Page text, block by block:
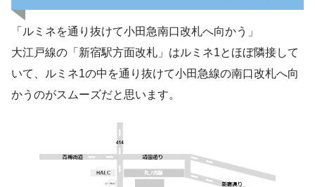
「ルミネを通り抜けて小田急南口改札へ向かう」
大江戸線の「新宿駅方面改札」はルミネ1とほぼ隣接して
いて、ルミネ1の中を通り抜けて小田急線の南口改札へ向
かうのがスムーズだと思います。